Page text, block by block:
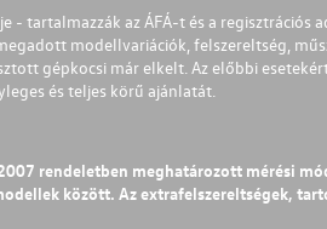
tartalmazzák az ÁFÁ-t és a regisztrációs
modellvariációk, felszereltség,
gépkocsi már elkelt. Az előbbi
és teljes körű ajánlatát.
rendeletben meghatározott mérési
között. Az extrafelszereltségek,